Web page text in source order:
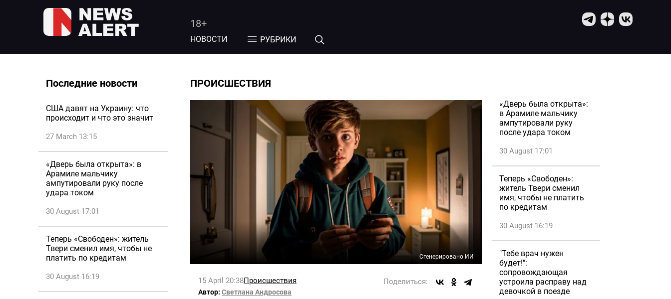
18+
НОВОСТИ РУБРИКИ
Последние новости
США давят на Украину: что
происходит и что это значит
27 March 13:15
«Дверь была открыта»: в
Арамиле мальчику
ампутировали руку после
удара током
30 August 17:01
Теперь «Свободен»: житель
Твери сменил имя, чтобы не
платить по кредитам
30 August 16:19
ПРОИСШЕСТВИЯ
Сгенерировано ИИ
15 April 20:38Происшествия Поделиться:
Автор: Светлана Андросова
«Дверь была открыта»:
в Арамиле мальчику
ампутировали руку
после удара током
30 August 17:01
Теперь «Свободен»:
житель Твери сменил
имя, чтобы не платить
по кредитам
30 August 16:19
"Тебе врач нужен
будет!":
сопровождающая
устроила расправу над
девочкой в поезде